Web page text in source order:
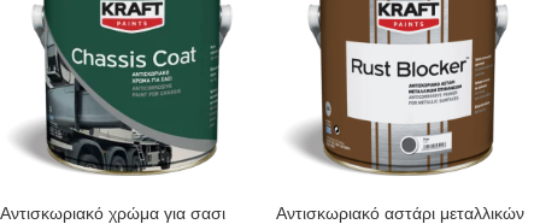
Αντισκωριακό χρώμα για σασι
Αντισκωριακό αστάρι μεταλλικών